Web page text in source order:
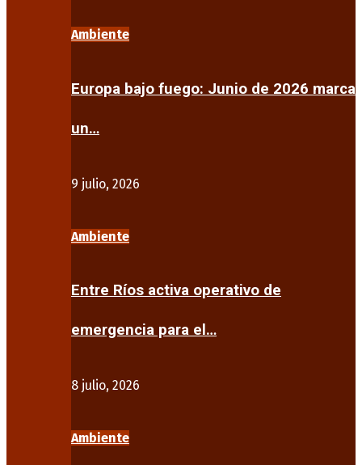
Ambiente
Europa bajo fuego: Junio de 2026 marca
un…
9 julio, 2026
Ambiente
Entre Ríos activa operativo de
emergencia para el…
8 julio, 2026
Ambiente